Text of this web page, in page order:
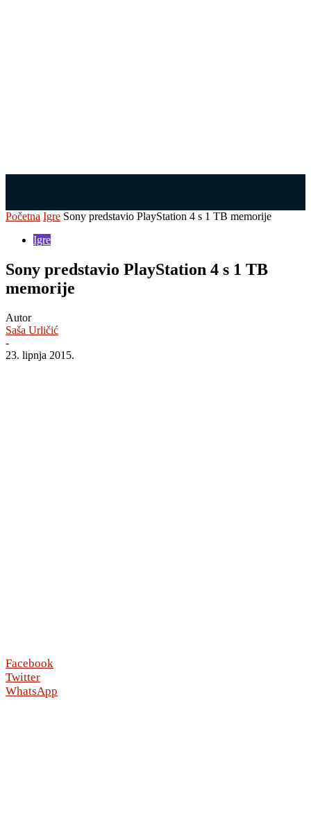
Početna Igre Sony predstavio PlayStation 4 s 1 TB memorije
Igre
Sony predstavio PlayStation 4 s 1 TB
memorije
Autor
Saša Urličić
-
23. lipnja 2015.
Facebook
Twitter
WhatsApp